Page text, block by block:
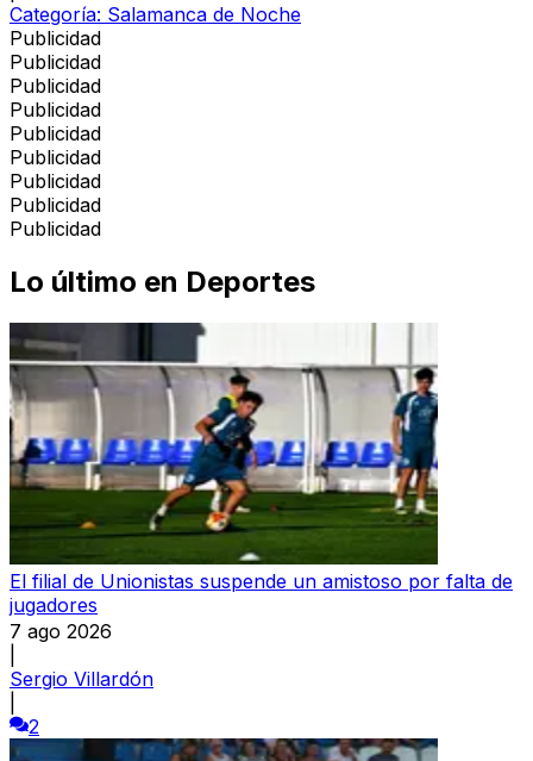
Categoría: Salamanca de Noche
Publicidad
Publicidad
Publicidad
Publicidad
Publicidad
Publicidad
Publicidad
Publicidad
Publicidad
Lo último en Deportes
El filial de Unionistas suspende un amistoso por falta de
jugadores
7 ago 2026
Sergio Villardón
2